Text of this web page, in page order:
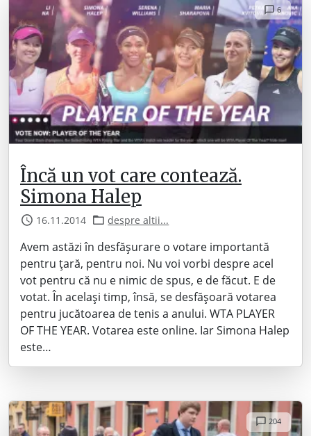
6
Încă un vot care contează.
Simona Halep
16.11.2014 despre altii...
Avem astăzi în desfășurare o votare importantă
pentru țară, pentru noi. Nu voi vorbi despre acel
vot pentru că nu e nimic de spus, e de făcut. E de
votat. În același timp, însă, se desfășoară votarea
pentru jucătoarea de tenis a anului. WTA PLAYER
OF THE YEAR. Votarea este online. Iar Simona Halep
este…
204